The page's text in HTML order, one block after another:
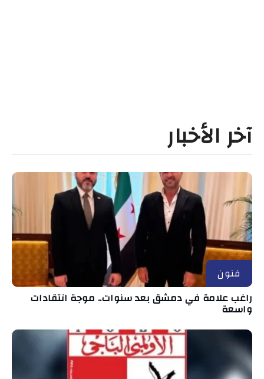
آخر الأخبار
فنون
راغب علامة في دمشق بعد سنوات.. موجة انتقادات
واسعة